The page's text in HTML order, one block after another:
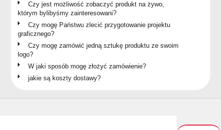
Czy jest możliwość zobaczyć produkt na żywo,
którym bylibyśmy zainteresowani?
Czy mogę Państwu zlecić przygotowanie projektu
graficznego?
Czy mogę zamówić jedną sztukę produktu ze swoim
logo?
W jaki sposób mogę złożyć zamówienie?
jakie są koszty dostawy?